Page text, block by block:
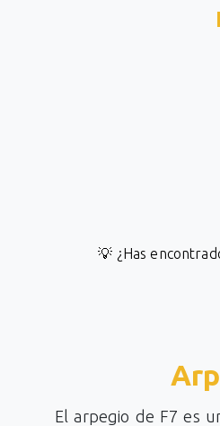
💡 ¿Has
El arpegio de F7 es